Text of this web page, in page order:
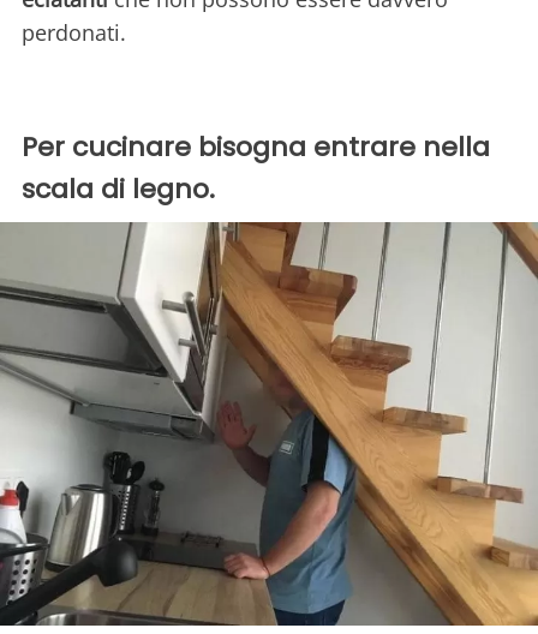
perdonati.
Per cucinare bisogna entrare nella
scala di legno.